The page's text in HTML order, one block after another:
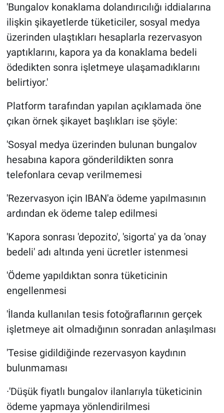
'Bungalov konaklama dolandırıcılığı iddialarına
ilişkin şikayetlerde tüketiciler, sosyal medya
üzerinden ulaştıkları hesaplarla rezervasyon
yaptıklarını, kapora ya da konaklama bedeli
ödedikten sonra işletmeye ulaşamadıklarını
belirtiyor.'
Platform tarafından yapılan açıklamada öne
çıkan örnek şikayet başlıkları ise şöyle:
'Sosyal medya üzerinden bulunan bungalov
hesabına kapora gönderildikten sonra
telefonlara cevap verilmemesi
'Rezervasyon için IBAN'a ödeme yapılmasının
ardından ek ödeme talep edilmesi
'Kapora sonrası 'depozito', 'sigorta' ya da 'onay
bedeli' adı altında yeni ücretler istenmesi
'Ödeme yapıldıktan sonra tüketicinin
engellenmesi
'İlanda kullanılan tesis fotoğraflarının gerçek
işletmeye ait olmadığının sonradan anlaşılması
'Tesise gidildiğinde rezervasyon kaydının
bulunmaması
·'Düşük fiyatlı bungalov ilanlarıyla tüketicinin
ödeme yapmaya yönlendirilmesi